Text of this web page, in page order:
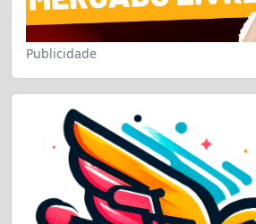
Publicidade